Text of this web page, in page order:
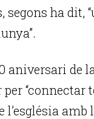
ha dit,
aniversari de
“connectar
l’església